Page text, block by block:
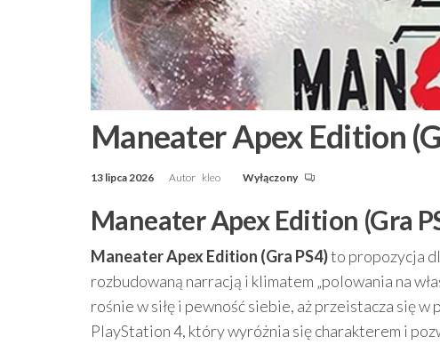
Maneater Apex Edition
13 lipca 2026 Autor kleo Wyłączony
Maneater Apex Edition (Gra
Maneater Apex Edition (Gra PS4)to propozycja
rozbudowaną narracją i klimatem „polowania na
rośnie w siłę i pewność siebie, aż przeistacza się w
PlayStation 4, który wyróżnia się charakterem i